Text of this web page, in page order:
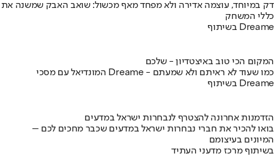
דק במיוחד, עוצמה אדירה ולא מפחד מאף מכשול: שואב האבק שמשנה את
כללי המשחק
בשיתוף Dreame
המקום הכי טוב באיצטדיון - שלכם
המונדיאל עם מסכי Dreame - כמו שעוד לא ראיתם ולא שמעתם
בשיתוף Dreame
הזדמנות אחרונה להצטרף לנבחרות ישראל במדעים
בואו להכיר את חברי נבחרות ישראל במדעים שכבר מחכים לכם –
המיונים בעיצומם
בשיתוף מרכז מדעני העתיד